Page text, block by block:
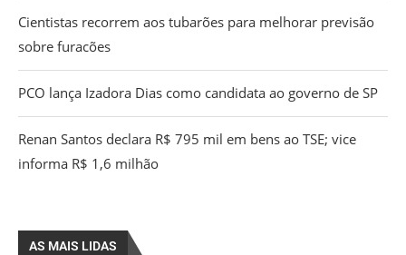
Cientistas recorrem aos tubarões para melhorar previsão
sobre furacões
PCO lança Izadora Dias como candidata ao governo de SP
Renan Santos declara R$ 795 mil em bens ao TSE; vice
informa R$ 1,6 milhão
AS MAIS LIDAS